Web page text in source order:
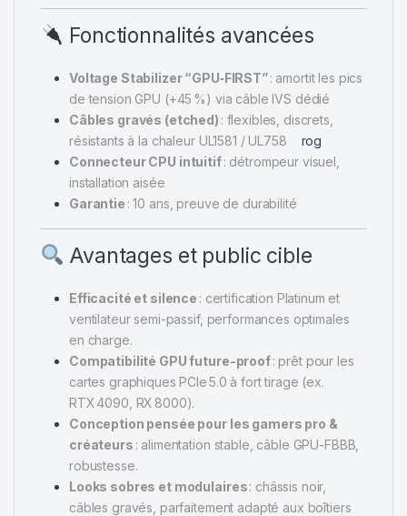
Fonctionnalités avancées
Voltage Stabilizer “GPU‑FIRST”: amortit les pics
de tension GPU (+45 %) via câble IVS dédié
Câbles gravés (etched) : flexibles, discrets,
résistants à la chaleur UL1581 / UL758
rog
Connecteur CPU intuitif: détrompeur visuel,
installation aisée
Garantie : 10 ans, preuve de durabilité
Avantages et public cible
Efficacité et silence : certification Platinum et
ventilateur semi-passif, performances optimales
en charge.
Compatibilité GPU future-proof: prêt pour les
cartes graphiques PCIe 5.0 à fort tirage (ex.
RTX 4090, RX 8000).
Conception pensée pour les gamers pro &
créateurs : alimentation stable, câble GPU-FBBB,
robustesse.
Looks sobres et modulaires: châssis noir,
câbles gravés, parfaitement adapté aux boîtiers